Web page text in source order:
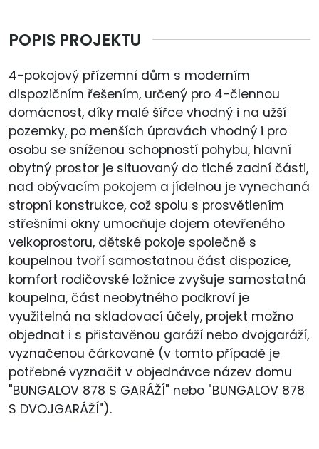
POPIS PROJEKTU
4-pokojový přízemní dům s moderním
dispozičním řešením, určený pro 4-člennou
domácnost, díky malé šířce vhodný i na užší
pozemky, po menších úpravách vhodný i pro
osobu se sníženou schopností pohybu, hlavní
obytný prostor je situovaný do tiché zadní části,
nad obývacím pokojem a jídelnou je vynechaná
stropní konstrukce, což spolu s prosvětlením
střešními okny umocňuje dojem otevřeného
velkoprostoru, dětské pokoje společně s
koupelnou tvoří samostatnou část dispozice,
komfort rodičovské ložnice zvyšuje samostatná
koupelna, část neobytného podkroví je
využitelná na skladovací účely, projekt možno
objednat i s přistavěnou garáží nebo dvojgaráží,
vyznačenou čárkovaně (v tomto případě je
potřebné vyznačit v objednávce název domu
"BUNGALOV 878 S GARÁŽÍ" nebo "BUNGALOV 878
S DVOJGARÁŽÍ").